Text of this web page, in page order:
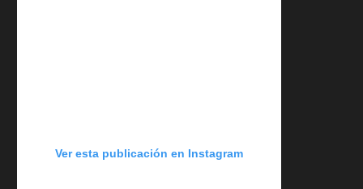
Ver esta publicación en Instagram